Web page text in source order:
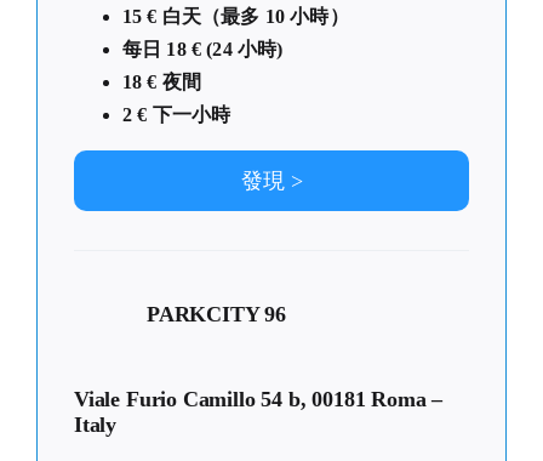
15 € 白天（最多 10 小時）
每日 18 € (24 小時)
18 € 夜間
2 € 下一小時
發現 >
PARKCITY 96
Viale Furio Camillo 54 b, 00181 Roma –
Italy